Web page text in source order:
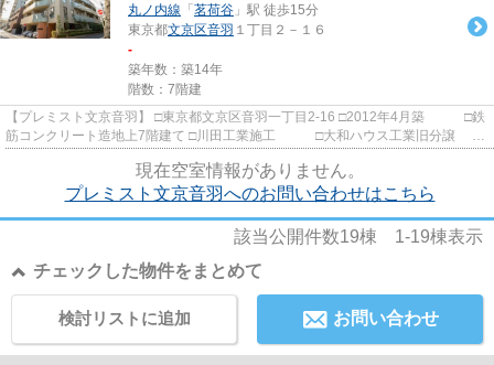
丸ノ内線 「 茗荷谷 」駅 徒歩15分
東京都文京区音羽 １丁目２－１６
-
築年数：築14年
階数：7階建
【プレミスト文京音羽】 □東京都文京区音羽一丁目2-16 □2012年4月築 □鉄
筋コンクリート造地上7階建て □川田工業施工 □大和ハウス工業旧分譲 閑
現在空室情報がありません。
プレミスト文京音羽へのお問い合わせはこちら
該当公開件数19棟 1-19棟表示
チェックした物件をまとめて
お問い合わせ
検討リストに追加